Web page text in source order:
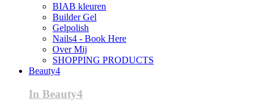
BIAB kleuren
Builder Gel
Gelpolish
Nails4 - Book Here
Over Mij
SHOPPING PRODUCTS
Beauty4
In Beauty4